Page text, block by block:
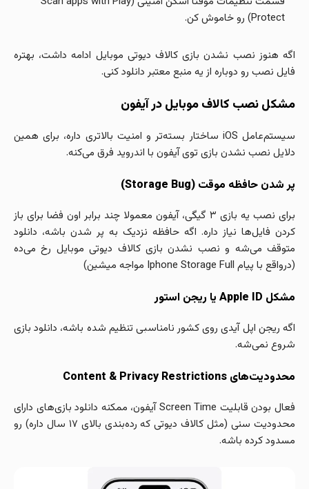
Protect) رو خاموش کن.
اگه هنوز نصب نشدن بازی کالاف دیوتی موبایل ادامه داشت، بهتره
فایل نصب رو دوباره از یه منبع معتبر دانلود کنی.
مشکل نصب کالاف موبایل در آیفون
سیستم‌عامل iOS ساختار بسته‌تر و امنیت بالاتری داره، برای همین
دلایل نصب نشدن بازی توی آیفون با اندروید فرق می‌کنه.
پر شدن حافظه موقت (Storage Bug)
برای نصب یه بازی ۳ گیگی، آیفون معمولا چند برابر اون فضا برای باز
کردن فایل‌ها نیاز داره. اگه حافظه نزدیک به پر شدن باشه، دانلود
متوقف می‌شه و نصب نشدن بازی کالاف دیوتی موبایل رخ می‌ده
(درواقع با پیام Iphone Storage Full مواجه میشین)
مشکل Apple ID یا ریجن استور
اگه ریجن اپل آیدی روی کشور نامناسبی تنظیم شده باشه، دانلود بازی
شروع نمی‌شه.
محدودیت‌های Content & Privacy Restrictions
فعال بودن قابلیت Screen Time آیفون، ممکنه دانلود بازی‌های دارای
محدودیت سنی (مثل کالاف دیوتی که رده‌بندی بالای ۱۷ سال داره) رو
مسدود کرده باشه.